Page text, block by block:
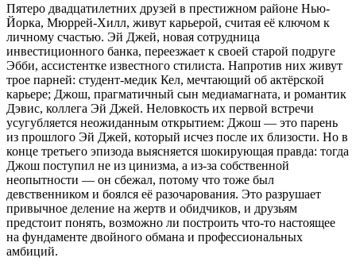
Пятеро двадцатилетних друзей в престижном районе Нью-
Йорка, Мюррей-Хилл, живут карьерой, считая её ключом к
личному счастью. Эй Джей, новая сотрудница
инвестиционного банка, переезжает к своей старой подруге
Эбби, ассистентке известного стилиста. Напротив них живут
трое парней: студент-медик Кел, мечтающий об актёрской
карьере; Джош, прагматичный сын медиамагната, и романтик
Дэвис, коллега Эй Джей. Неловкость их первой встречи
усугубляется неожиданным открытием: Джош — это парень
из прошлого Эй Джей, который исчез после их близости. Но в
конце третьего эпизода выясняется шокирующая правда: тогда
Джош поступил не из цинизма, а из-за собственной
неопытности — он сбежал, потому что тоже был
девственником и боялся её разочарования. Это разрушает
привычное деление на жертв и обидчиков, и друзьям
предстоит понять, возможно ли построить что-то настоящее
на фундаменте двойного обмана и профессиональных
амбиций.